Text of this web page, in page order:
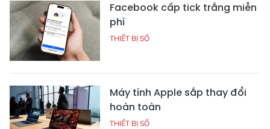
Facebook cấp tick trắng miễn
phí
THIẾT BỊ SỐ
Máy tính Apple sắp thay đổi
hoàn toàn
THIẾT BỊ SỐ